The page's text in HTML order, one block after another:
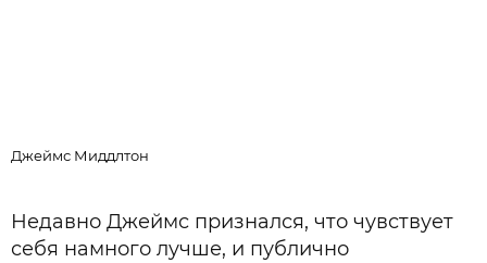
Джеймс Миддлтон
Недавно Джеймс признался, что чувствует
себя намного лучше, и публично